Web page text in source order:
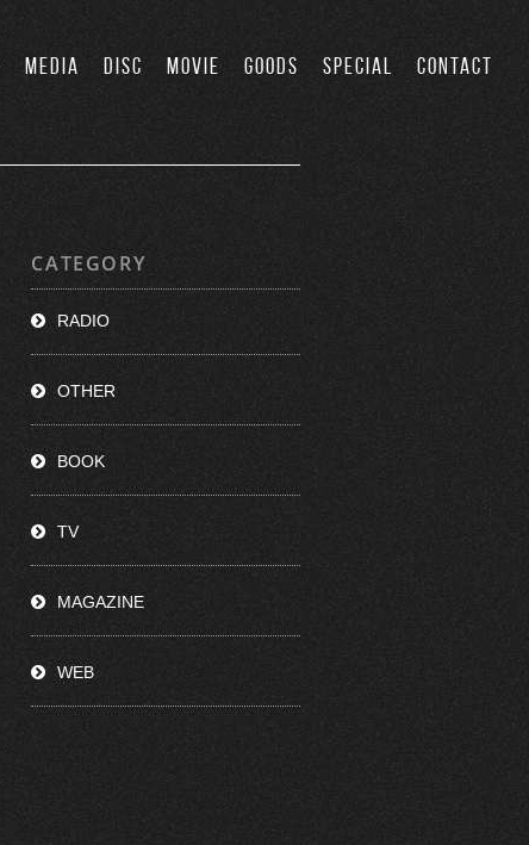
MEDIA DISC MOVIE GOODS SPECIAL CONTACT
CATEGORY
RADIO
OTHER
BOOK
TV
MAGAZINE
WEB